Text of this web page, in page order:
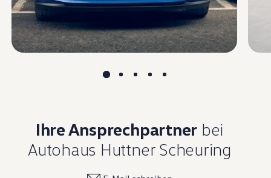
Ihre Ansprechpartner bei
Autohaus Huttner Scheuring